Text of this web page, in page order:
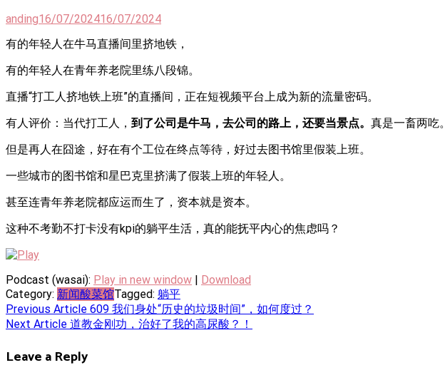
anding16/07/202416/07/2024
有的年轻人在牛马直播间里挤地铁，
有的年轻人在青年养老院里练八段锦。
直播“打工人挤地铁上班”的直播间，正在短视频平台上成为新的流量密码。
有人评价：当代打工人， 到了公司是牛马，去公司的路上，还要当景点。 真是一畜两吃。
但是再人在囧途，好在有个工位在终点等待，好过去图书馆里假装上班。
一些城市的图书馆和星巴克里挤满了假装上班的年轻人。
甚至连青年养老院都应运而生了，资本就是资本。
这种不考勤不打卡没有kpi的躺平生活，真的能抚平内心的焦虑吗？
Podcast (wasai): Play in new window | Download
Category: 新闻酸菜馆Tagged: 躺平
Post
Previous Article 609 我们身处“历史的垃圾时间”，如何度过？
Next Article 道教金刚功，治好了我的高尿酸？！
Leave a Reply